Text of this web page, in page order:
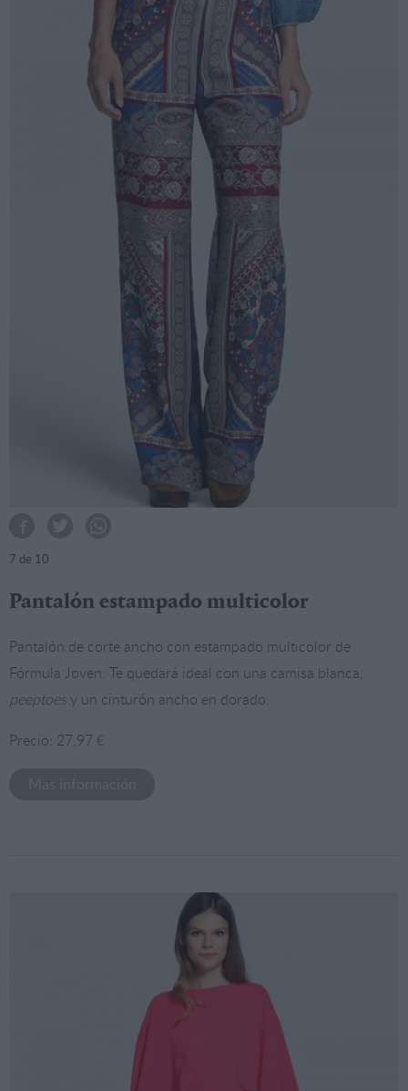
7 de 10
Pantalón estampado multicolor
Pantalón de corte ancho con estampado multicolor de
Fórmula Joven. Te quedará ideal con una camisa blanca,
peeptoes y un cinturón ancho en dorado.
Precio: 27,97 €